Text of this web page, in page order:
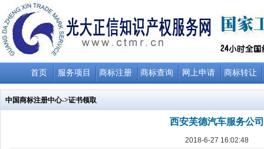
首页 服务项目 商标注册 商标查询 网上申请 商标转让
中国商标注册中心->证书领取
西安芙德汽车服务公司
2018-6-27 16:02:48